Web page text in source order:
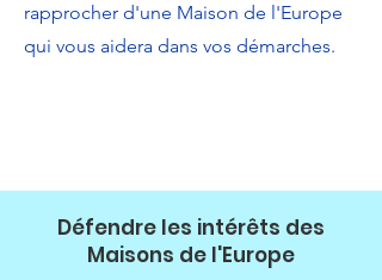
rapprocher d'une Maison de l'Europe
qui vous aidera dans vos démarches.
Défendre les intérêts des
Maisons de l'Europe